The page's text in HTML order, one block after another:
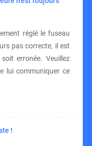
réglé le fuseau
pas correcte, il est
erronée. Veuillez
lui communiquer ce
!